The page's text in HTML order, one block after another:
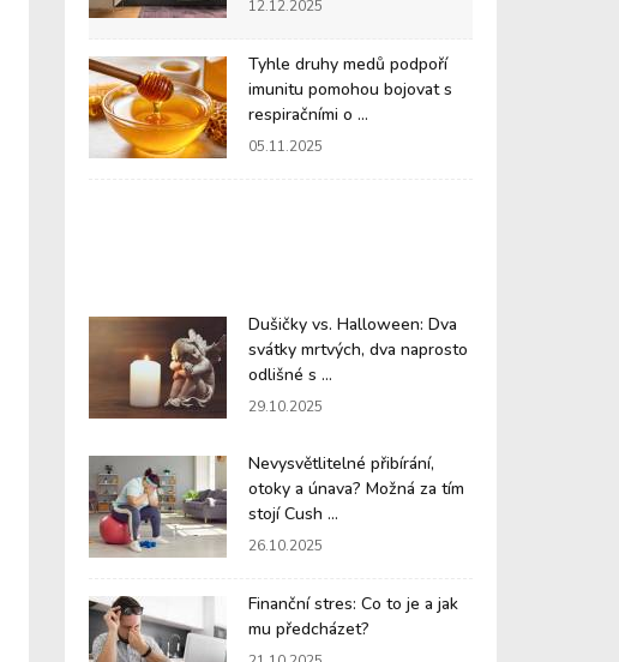
12.12.2025
Tyhle druhy medů podpoří
imunitu pomohou bojovat s
respiračními o ...
05.11.2025
Dušičky vs. Halloween: Dva
svátky mrtvých, dva naprosto
odlišné s ...
29.10.2025
Nevysvětlitelné přibírání,
otoky a únava? Možná za tím
stojí Cush ...
26.10.2025
Finanční stres: Co to je a jak
mu předcházet?